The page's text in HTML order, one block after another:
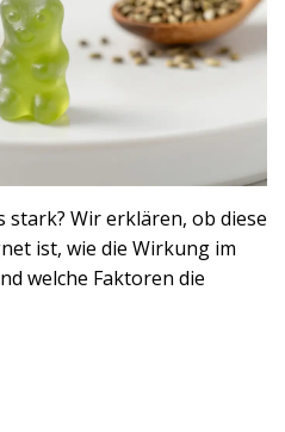
stark? Wir erklären, ob diese
ist, wie die Wirkung im
welche Faktoren die